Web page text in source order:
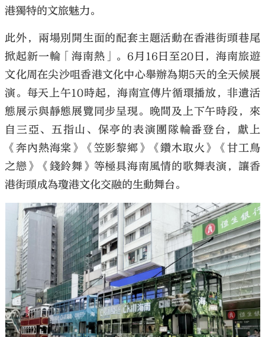
港獨特的文旅魅力。
此外，兩場別開生面的配套主題活動在香港街頭巷尾
掀起新一輪「海南熱」。6月16日至20日，海南旅遊
文化周在尖沙咀香港文化中心舉辦為期5天的全天候展
演。每天上午10時起，海南宣傳片循環播放，非遺活
態展示與靜態展覽同步呈現。晚間及上下午時段，來
自三亞、五指山、保亭的表演團隊輪番登台，獻上
《奔內熱海棠》《笠影黎鄉》《鑽木取火》《甘工鳥
之戀》《錢鈴舞》等極具海南風情的歌舞表演，讓香
港街頭成為瓊港文化交融的生動舞台。